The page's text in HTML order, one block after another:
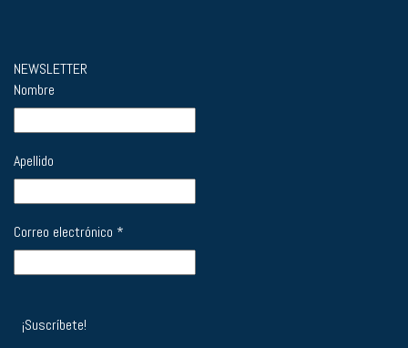
NEWSLETTER
Nombre
Apellido
Correo electrónico *